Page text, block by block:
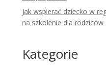
Jak wspierać dziecko w
na szkolenie dla rodziców
Kategorie